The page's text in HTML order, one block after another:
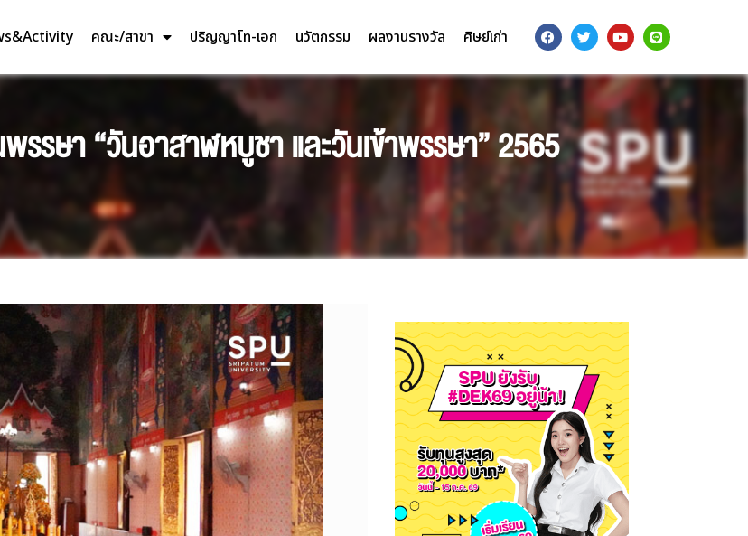
คณะ/สาขา ปริญญาโท-เอก นวัตกรรม ผลงานรางวัล ศิษย์เก่า
ษา “วันอาสาฬหบูชา และวันเข้าพรรษา” 2565